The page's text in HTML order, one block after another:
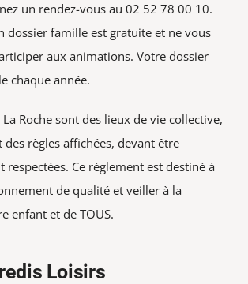
un rendez-vous au 02 52 78 00 10.
dossier famille est gratuite et ne vous
aux animations. Votre dossier
chaque année.
Roche sont des lieux de vie collective,
règles affichées, devant être
Ce règlement est destiné à
de qualité et veiller à la
enfant et de TOUS.
Loisirs